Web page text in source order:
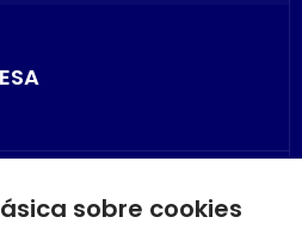
sobre cookies